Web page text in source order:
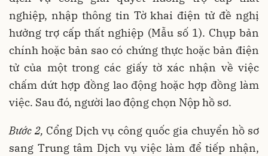
nghiệp, nhập thông tin Tờ khai điện tử đề nghị
hưởng trợ cấp thất nghiệp (Mẫu số 1). Chụp bản
chính hoặc bản sao có chứng thực hoặc bản điện
tử của một trong các giấy tờ xác nhận về việc
chấm dứt hợp đồng lao động hoặc hợp đồng làm
việc. Sau đó, người lao động chọn Nộp hồ sơ.
Bước 2, Cổng Dịch vụ công quốc gia chuyển hồ sơ
sang Trung tâm Dịch vụ việc làm để tiếp nhận,